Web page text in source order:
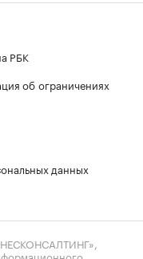
РБК
об ограничениях
данных